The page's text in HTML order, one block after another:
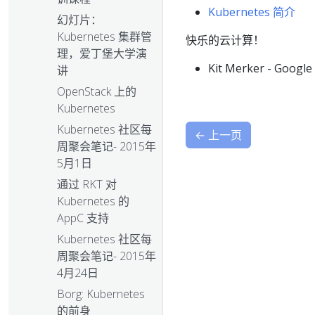
幻灯片：
Kubernetes 集群管
理，爱丁堡大学演
讲
OpenStack 上的
Kubernetes
Kubernetes 社区每
周聚会笔记- 2015年
5月1日
通过 RKT 对
Kubernetes 的
AppC 支持
Kubernetes 社区每
周聚会笔记- 2015年
4月24日
Borg: Kubernetes
的前身
Kubernetes 简介
快乐的云计算！
Kit Merker - Google
← 上一页